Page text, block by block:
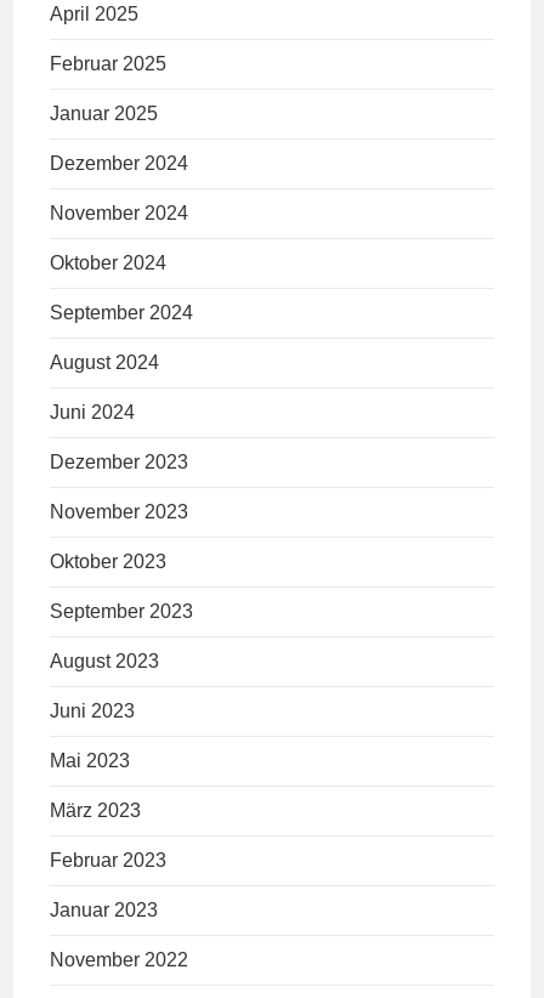
April 2025
Februar 2025
Januar 2025
Dezember 2024
November 2024
Oktober 2024
September 2024
August 2024
Juni 2024
Dezember 2023
November 2023
Oktober 2023
September 2023
August 2023
Juni 2023
Mai 2023
März 2023
Februar 2023
Januar 2023
November 2022